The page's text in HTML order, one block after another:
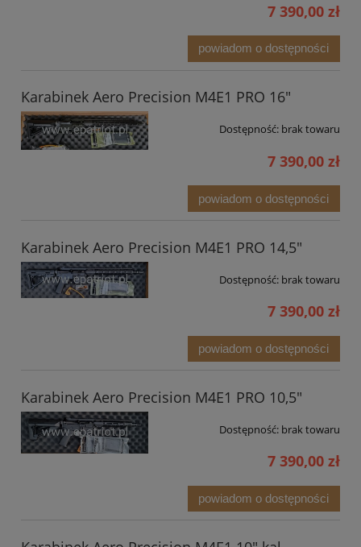
7 390,00 zł
powiadom o dostępności
Karabinek Aero Precision M4E1 PRO 16"
Dostępność: brak towaru
7 390,00 zł
powiadom o dostępności
Karabinek Aero Precision M4E1 PRO 14,5"
Dostępność: brak towaru
7 390,00 zł
powiadom o dostępności
Karabinek Aero Precision M4E1 PRO 10,5"
Dostępność: brak towaru
7 390,00 zł
powiadom o dostępności